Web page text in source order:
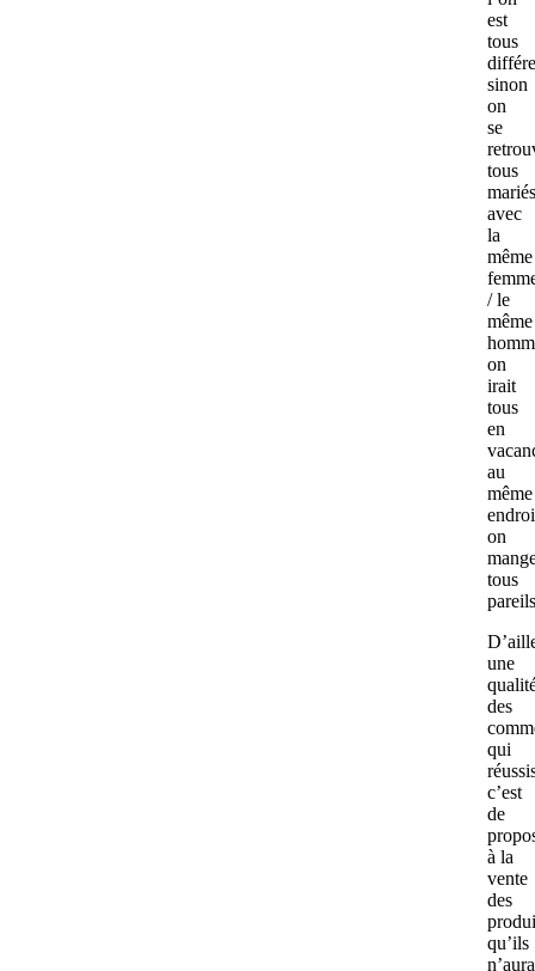
est
tous
sinon
on
se
tous
mariés
avec
la
même
/ le
même
on
irait
tous
en
au
même
on
tous
une
des
qui
c’est
de
à la
vente
des
qu’ils